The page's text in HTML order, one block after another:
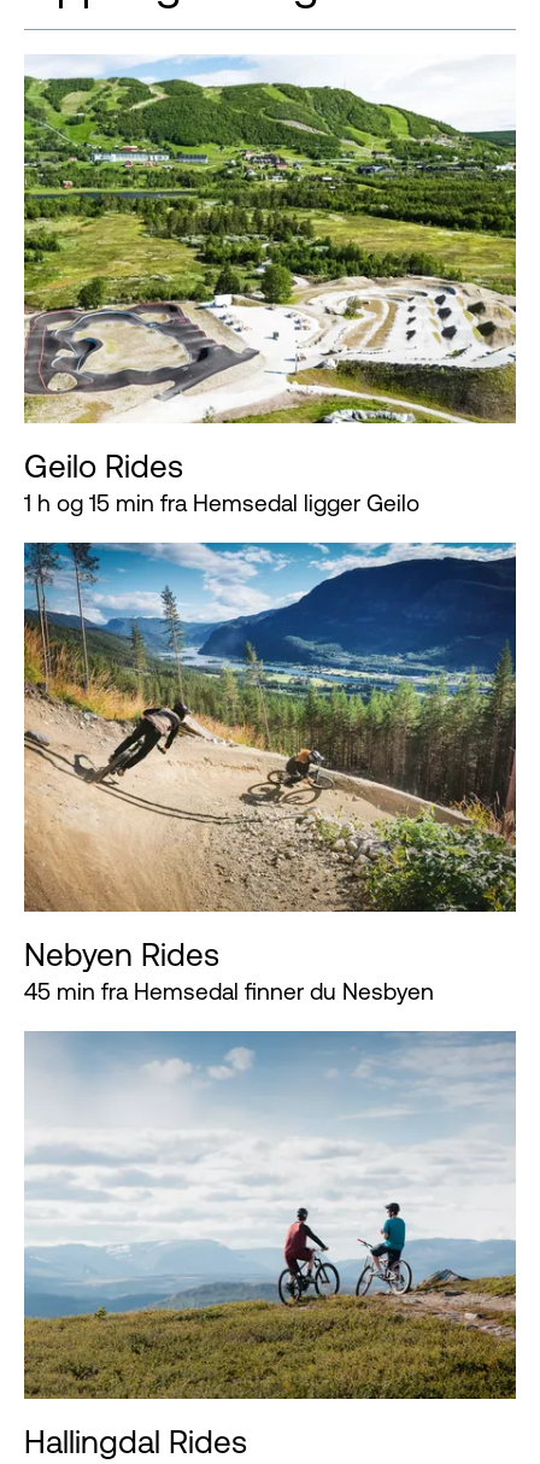
Geilo Rides
1 h og 15 min fra Hemsedal ligger Geilo
Nebyen Rides
45 min fra Hemsedal finner du Nesbyen
Hallingdal Rides